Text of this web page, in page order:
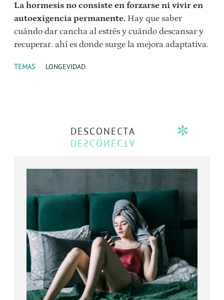
La hormesis no consiste en forzarse ni vivir en
autoexigencia permanente. Hay que saber
cuándo dar cancha al estrés y cuándo descansar y
recuperar. ahí es donde surge la mejora adaptativa.
TEMAS LONGEVIDAD
DESCONECTA